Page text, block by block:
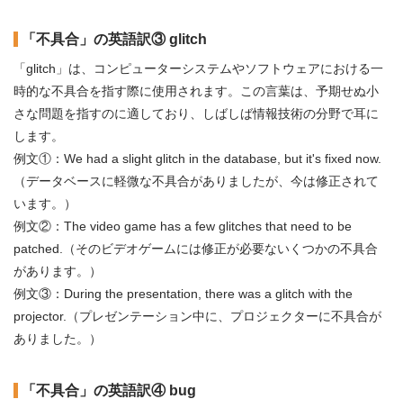
「不具合」の英語訳③ glitch
「glitch」は、コンピューターシステムやソフトウェアにおける一
時的な不具合を指す際に使用されます。この言葉は、予期せぬ小
さな問題を指すのに適しており、しばしば情報技術の分野で耳に
します。
例文①：We had a slight glitch in the database, but it's fixed now.
（データベースに軽微な不具合がありましたが、今は修正されて
います。）
例文②：The video game has a few glitches that need to be
patched.（そのビデオゲームには修正が必要ないくつかの不具合
があります。）
例文③：During the presentation, there was a glitch with the
projector.（プレゼンテーション中に、プロジェクターに不具合が
ありました。）
「不具合」の英語訳④ bug